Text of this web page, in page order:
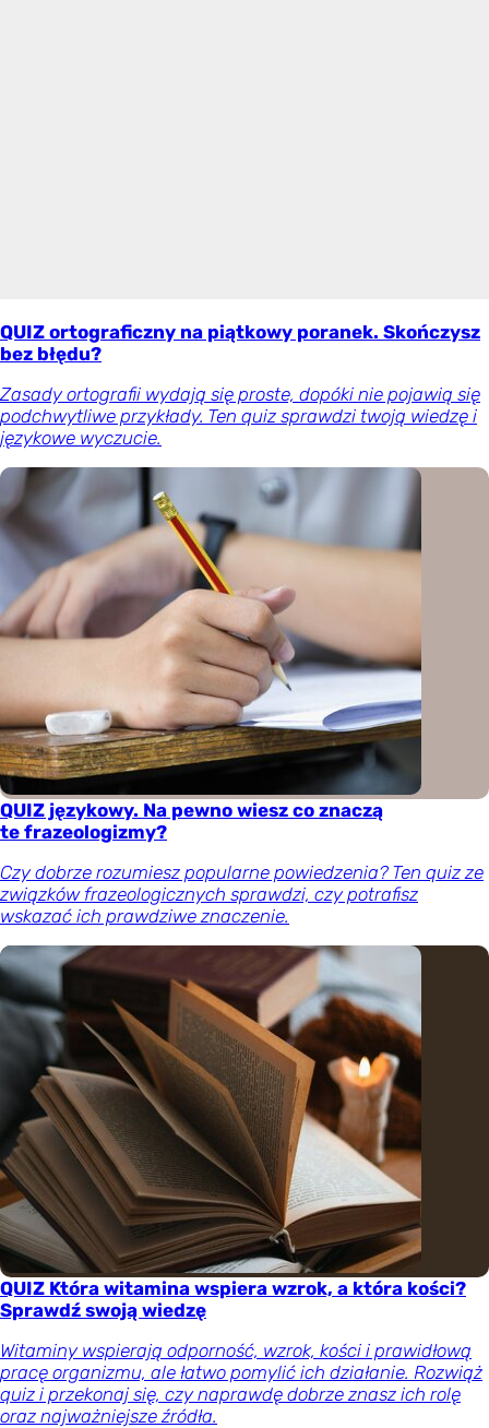
QUIZ ortograficzny na piątkowy poranek. Skończysz
bez błędu?
Zasady ortografii wydają się proste, dopóki nie pojawią się
podchwytliwe przykłady. Ten quiz sprawdzi twoją wiedzę i
językowe wyczucie.
QUIZ językowy. Na pewno wiesz co znaczą
te frazeologizmy?
Czy dobrze rozumiesz popularne powiedzenia? Ten quiz ze
związków frazeologicznych sprawdzi, czy potrafisz
wskazać ich prawdziwe znaczenie.
QUIZ Która witamina wspiera wzrok, a która kości?
Sprawdź swoją wiedzę
Witaminy wspierają odporność, wzrok, kości i prawidłową
pracę organizmu, ale łatwo pomylić ich działanie. Rozwiąż
quiz i przekonaj się, czy naprawdę dobrze znasz ich rolę
oraz najważniejsze źródła.